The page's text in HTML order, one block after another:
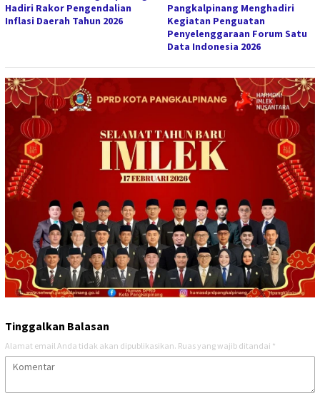
Hadiri Rakor Pengendalian
Inflasi Daerah Tahun 2026
Pangkalpinang Menghadiri
Kegiatan Penguatan
Penyelenggaraan Forum Satu
Data Indonesia 2026
Tinggalkan Balasan
Alamat email Anda tidak akan dipublikasikan. Ruas yang wajib ditandai *